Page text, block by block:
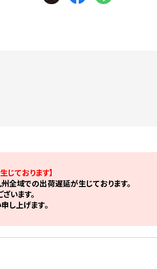
ております】
全域での出荷遅延が生じております。
います。
し上げます。